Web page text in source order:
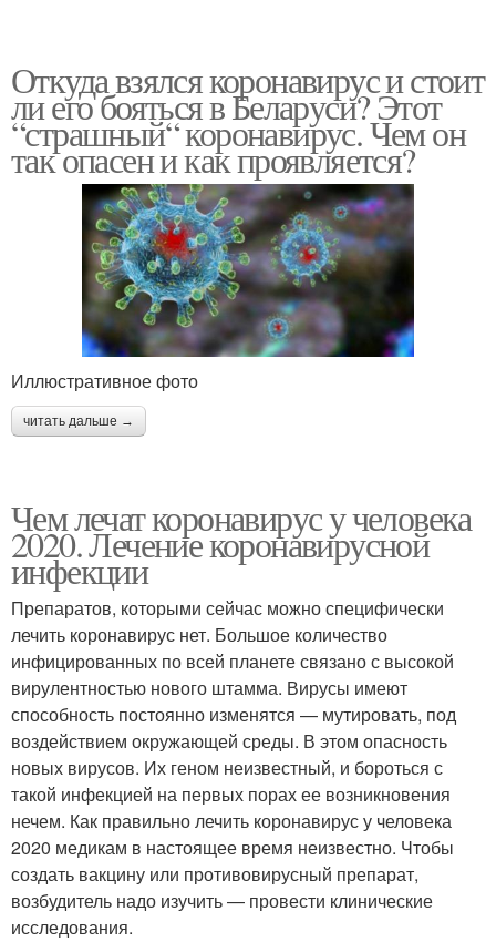
Откуда взялся коронавирус и стоит
ли его бояться в Беларуси? Этот
“страшный“ коронавирус. Чем он
так опасен и как проявляется?
Иллюстративное фото
читать дальше →
Чем лечат коронавирус у человека
2020. Лечение коронавирусной
инфекции
Препаратов, которыми сейчас можно специфически
лечить коронавирус нет. Большое количество
инфицированных по всей планете связано с высокой
вирулентностью нового штамма. Вирусы имеют
способность постоянно изменятся — мутировать, под
воздействием окружающей среды. В этом опасность
новых вирусов. Их геном неизвестный, и бороться с
такой инфекцией на первых порах ее возникновения
нечем. Как правильно лечить коронавирус у человека
2020 медикам в настоящее время неизвестно. Чтобы
создать вакцину или противовирусный препарат,
возбудитель надо изучить — провести клинические
исследования.